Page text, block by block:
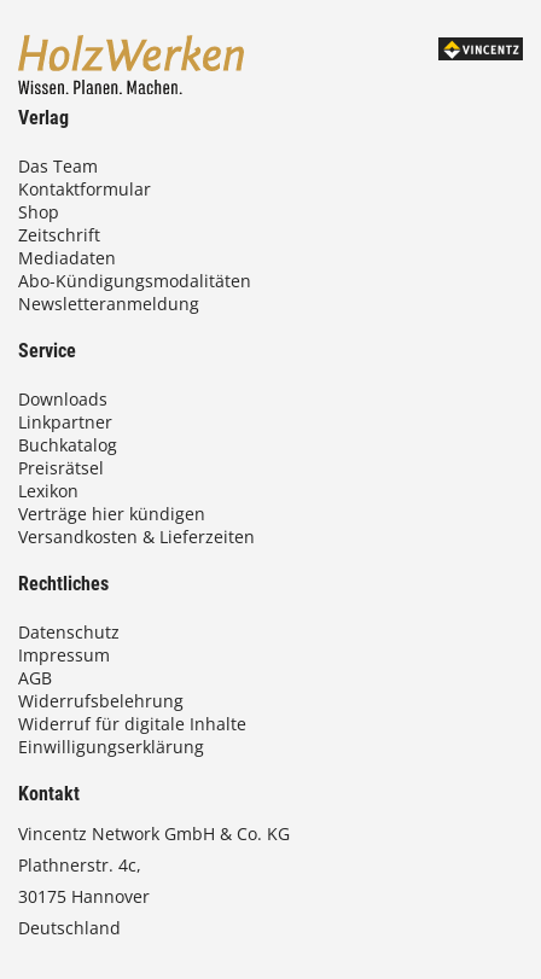
0
€
Verlag
Das Team
Kontaktformular
Shop
Zeitschrift
Mediadaten
Abo-Kündigungsmodalitäten
Newsletteranmeldung
Service
Downloads
Linkpartner
Buchkatalog
Preisrätsel
Lexikon
Verträge hier kündigen
Versandkosten & Lieferzeiten
Rechtliches
Datenschutz
Impressum
AGB
Widerrufsbelehrung
Widerruf für digitale Inhalte
Einwilligungserklärung
Kontakt
Vincentz Network GmbH & Co. KG
Plathnerstr. 4c,
30175 Hannover
Deutschland